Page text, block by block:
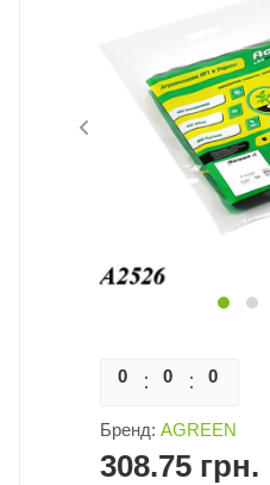
0 0 0
Бренд: AGREEN
308.75 грн.